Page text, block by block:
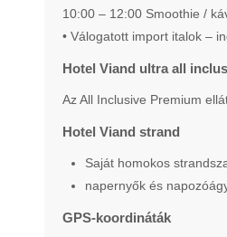
10:00 – 12:00 Smoothie /
• Válogatott import italok –
Hotel Viand ultra all
Az All Inclusive Premium
Hotel Viand strand
Saját homokos
napernyők és
GPS-koordináták